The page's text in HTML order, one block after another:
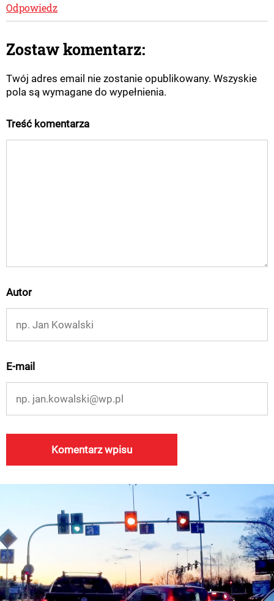
Odpowiedz
Zostaw komentarz:
Twój adres email nie zostanie opublikowany. Wszyskie
pola są wymagane do wypełnienia.
Treść komentarza
Autor
E-mail